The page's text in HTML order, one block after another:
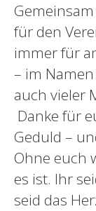
für den
immer für
– im
auch vieler
Danke für
Geduld –
Ohne euch
es ist. Ihr
seid das